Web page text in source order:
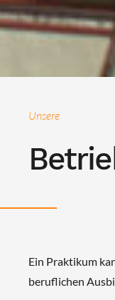
Unsere
Ein Praktikum
beruflichen